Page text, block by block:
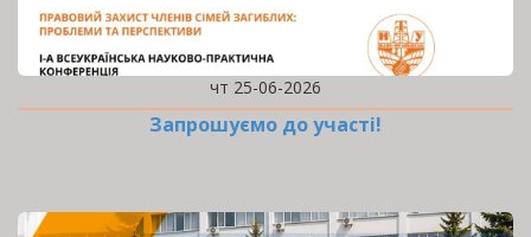
чт 25-06-2026
Запрошуємо до участі!